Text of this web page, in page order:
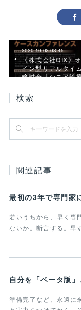
2020.10.02 03:45
《株式会社QIX》
イン型リアルタイ
検討会「シニア診
検索
関連記事
最初の3年で専門家
若いうちから、早く専
ないか。断言する。早
自分を「ベータ版
準備完了など、永遠に